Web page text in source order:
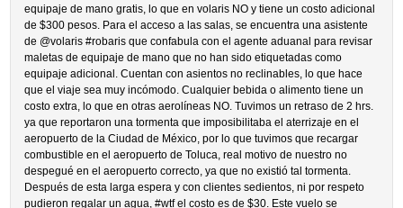
equipaje de mano gratis, lo que en volaris NO y tiene un costo adicional
de $300 pesos. Para el acceso a las salas, se encuentra una asistente
de @volaris #robaris que confabula con el agente aduanal para revisar
maletas de equipaje de mano que no han sido etiquetadas como
equipaje adicional. Cuentan con asientos no reclinables, lo que hace
que el viaje sea muy incómodo. Cualquier bebida o alimento tiene un
costo extra, lo que en otras aerolíneas NO. Tuvimos un retraso de 2 hrs.
ya que reportaron una tormenta que imposibilitaba el aterrizaje en el
aeropuerto de la Ciudad de México, por lo que tuvimos que recargar
combustible en el aeropuerto de Toluca, real motivo de nuestro no
despegué en el aeropuerto correcto, ya que no existió tal tormenta.
Después de esta larga espera y con clientes sedientos, ni por respeto
pudieron regalar un agua, #wtf el costo es de $30. Este vuelo se